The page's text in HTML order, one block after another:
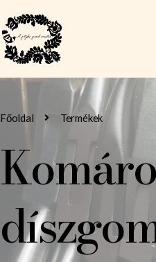
Főoldal Termékek